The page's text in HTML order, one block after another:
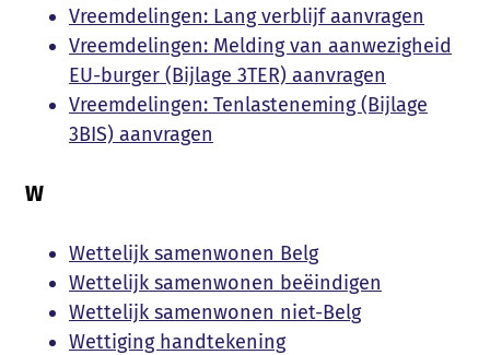
Vreemdelingen: Lang verblijf aanvragen
Vreemdelingen: Melding van aanwezigheid
EU-burger (Bijlage 3TER) aanvragen
Vreemdelingen: Tenlasteneming (Bijlage
3BIS) aanvragen
W
Wettelijk samenwonen Belg
Wettelijk samenwonen beëindigen
Wettelijk samenwonen niet-Belg
Wettiging handtekening